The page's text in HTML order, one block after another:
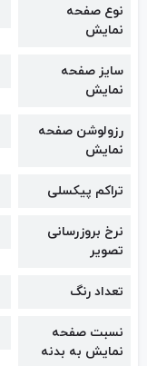
نوع صفحه
نمایش
سایز صفحه
نمایش
رزولوشن صفحه
نمایش
تراکم پیکسلی
نرخ بروزرسانی
تصویر
تعداد رنگ
نسبت صفحه
نمایش به بدنه